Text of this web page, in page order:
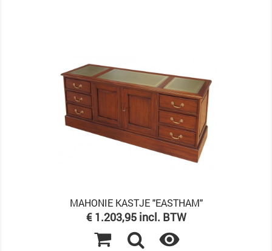
MAHONIE KASTJE "EASTHAM"
Prijs
€ 1.203,95 incl. BTW
